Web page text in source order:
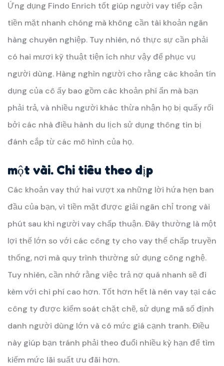
Ứng dụng Findo Enrich tốt giúp người vay tiếp cận
tiền mặt nhanh chóng mà không cần tài khoản ngân
hàng chuyên nghiệp. Tuy nhiên, nó thực sự cần phải
có hai mươi kỹ thuật tiện ích như vậy để phục vụ
người dùng. Hàng nghìn người cho rằng các khoản tín
dụng của cô ấy bao gồm các khoản phí ẩn mà bạn
phải trả, và nhiều người khác thừa nhận họ bị quấy rối
bởi các nhà điều hành du lịch sử dụng thông tin bị
đánh cắp từ các mô hình của họ.
một vài. Chi tiêu theo dịp
Các khoản vay thứ hai vượt xa những lời hứa hẹn ban
đầu của bạn, vì tiền mặt được giải ngân chỉ trong vài
phút sau khi người vay chấp thuận. Đây thường là một
lợi thế lớn so với các công ty cho vay thế chấp truyền
thống, nơi mà quy trình thường sử dụng công nghệ.
Tuy nhiên, cần nhớ rằng việc trả nợ quá nhanh sẽ đi
kèm với chi phí cao hơn. Tốt hơn hết là nên vay tại các
công ty được kiểm soát chặt chẽ, sử dụng mã số định
danh người dùng lớn và có mức giá cạnh tranh. Điều
này giúp bạn tránh phải theo đuổi nhiều kỳ hạn để tìm
kiếm mức lãi suất ưu đãi hơn.